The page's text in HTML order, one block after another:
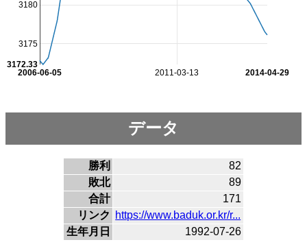
2011-03-13
2006-06-05 2014-04-29
3175
3180
3172.33
データ
勝利
82
敗北
89
合計
171
リンク
https://www.baduk.or.kr/r...
生年月日
1992-07-26